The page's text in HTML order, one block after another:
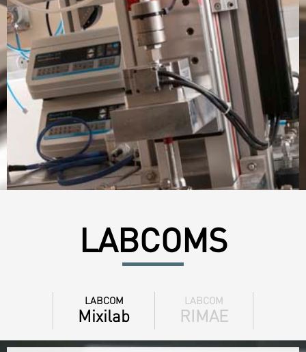
LABCOMS
LABCOM
Mixilab
LABCOM
RIMAE